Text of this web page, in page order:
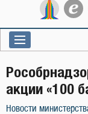
акции «100
Новости